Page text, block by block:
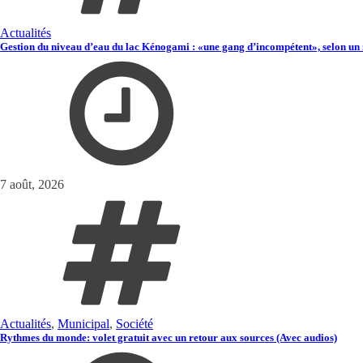
Actualités
Gestion du niveau d’eau du lac Kénogami : «une gang d’incompétent», selon
7 août, 2026
Actualités, Municipal, Société
Rythmes du monde: volet gratuit avec un retour aux sources (Avec audios)